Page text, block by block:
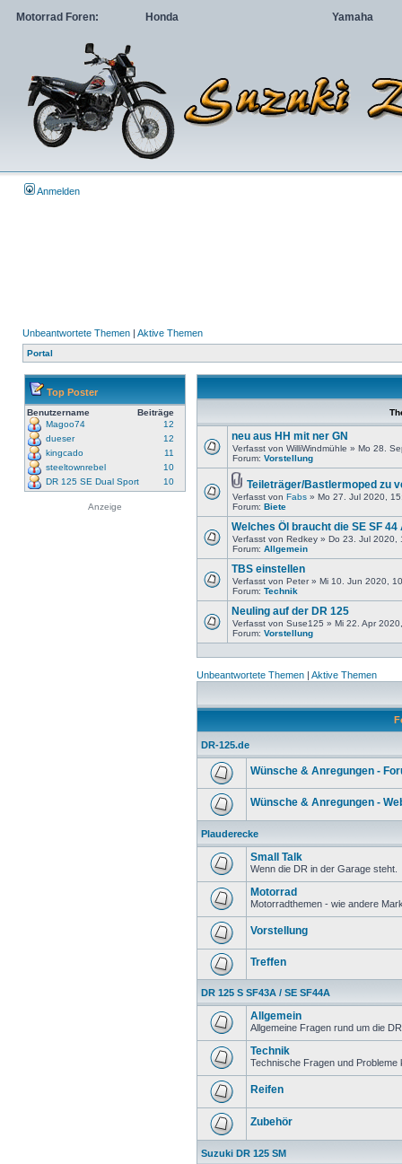
Motorrad Foren: Honda Yamaha
Anmelden
Unbeantwortete Themen | Aktive Themen
Portal
Top Poster
Benutzername
Beiträge
Magoo74
12
dueser
12
kingcado
11
steeltownrebel
10
DR 125 SE Dual Sport
10
Anzeige
neu aus HH mit ner GN
Verfasst von WilliWindmühle » Mo 28.
Forum: Vorstellung
Teileträger/Bastlermoped zu
Verfasst von Fabs » Mo 27. Jul 2020,
Forum: Biete
Welches Öl braucht die SE SF 44
Verfasst von Redkey » Do 23. Jul 2020,
Forum: Allgemein
TBS einstellen
Verfasst von Peter » Mi 10. Jun 2020,
Forum: Technik
Neuling auf der DR 125
Verfasst von Suse125 » Mi 22. Apr
Forum: Vorstellung
Unbeantwortete Themen | Aktive Themen
DR-125.de
Wünsche & Anregungen -
Wünsche & Anregungen -
Plauderecke
Small Talk
Wenn die DR in der Garage steht.
Motorrad
Motorradthemen - wie andere
Vorstellung
Treffen
DR 125 S SF43A / SE SF44A
Allgemein
Allgemeine Fragen rund um die
Technik
Technische Fragen und Probleme
Reifen
Zubehör
Suzuki DR 125 SM